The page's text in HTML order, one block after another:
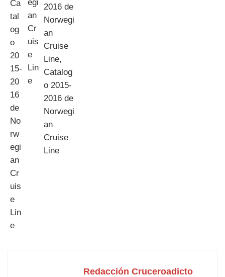
Redacción Cruceroadicto